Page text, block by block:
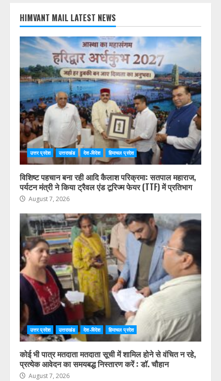
HIMVANT MAIL LATEST NEWS
उत्तर प्रदेश उत्तराखंड देश-विदेश हिमाचल प्रदेश
विशिष्ट पहचान बना रही आदि कैलाश परिक्रमा: सतपाल महाराज,
पर्यटन मंत्री ने किया ट्रैवल एंड टूरिज्म फेयर (TTF) में प्रतिभाग
August 7, 2026
उत्तर प्रदेश उत्तराखंड देश-विदेश हिमाचल प्रदेश
कोई भी पात्र मतदाता मतदाता सूची में शामिल होने से वंचित न रहे,
प्रत्येक आवेदन का समयबद्ध निस्तारण करें : डॉ. चौहान
August 7, 2026